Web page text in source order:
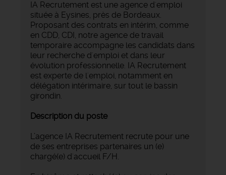
IA Recrutement est une agence d'emploi
située à Eysines, près de Bordeaux.
Proposant des contrats en intérim, comme
en CDD, CDI, notre agence de travail
temporaire accompagne les candidats dans
leur recherche d'emploi et dans leur
évolution professionnelle. IA Recrutement
est experte de l'emploi, notamment en
délégation intérimaire, sur tout le bassin
girondin.
Description du poste
L’agence IA Recrutement recrute pour une
de ses entreprises partenaires un (e)
chargé(e) d'accueil F/H.